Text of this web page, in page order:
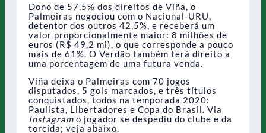
Dono de 57,5% dos direitos de Viña, o
Palmeiras negociou com o Nacional-URU,
detentor dos outros 42,5%, e receberá um
valor proporcionalmente maior: 8 milhões de
euros (R$ 49,2 mi), o que corresponde a pouco
mais de 61%. O Verdão também terá direito a
uma porcentagem de uma futura venda.
Viña deixa o Palmeiras com 70 jogos
disputados, 5 gols marcados, e três títulos
conquistados, todos na temporada 2020:
Paulista, Libertadores e Copa do Brasil. Via
Instagram o jogador se despediu do clube e da
torcida; veja abaixo.